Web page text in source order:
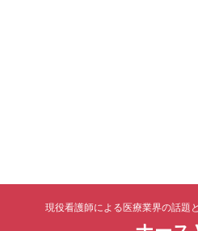
現役看護師による医療業界の話題